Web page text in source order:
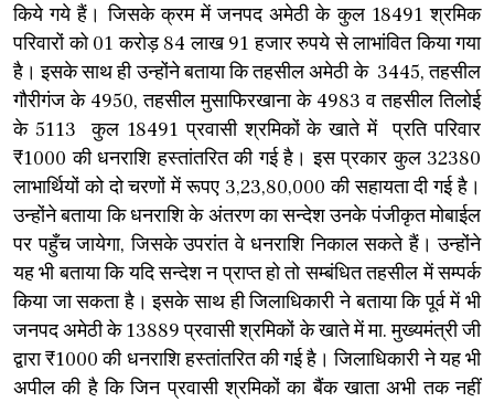
किये गये हैं। जिसके क्रम में जनपद अमेठी के कुल 18491 श्रमिक
परिवारों को 01 करोड़ 84 लाख 91 हजार रुपये से लाभांवित किया गया
है। इसके साथ ही उन्होंने बताया कि तहसील अमेठी के 3445, तहसील
गौरीगंज के 4950, तहसील मुसाफिरखाना के 4983 व तहसील तिलोई
के 5113 कुल 18491 प्रवासी श्रमिकों के खाते में प्रति परिवार
₹1000 की धनराशि हस्तांतरित की गई है। इस प्रकार कुल 32380
लाभार्थियों को दो चरणों में रूपए 3,23,80,000 की सहायता दी गई है।
उन्होंने बताया कि धनराशि के अंतरण का सन्देश उनके पंजीकृत मोबाईल
पर पहुँच जायेगा, जिसके उपरांत वे धनराशि निकाल सकते हैं। उन्होंने
यह भी बताया कि यदि सन्देश न प्राप्त हो तो सम्बंधित तहसील में सम्पर्क
किया जा सकता है। इसके साथ ही जिलाधिकारी ने बताया कि पूर्व में भी
जनपद अमेठी के 13889 प्रवासी श्रमिकों के खाते में मा. मुख्यमंत्री जी
द्वारा ₹1000 की धनराशि हस्तांतरित की गई है। जिलाधिकारी ने यह भी
अपील की है कि जिन प्रवासी श्रमिकों का बैंक खाता अभी तक नहीं